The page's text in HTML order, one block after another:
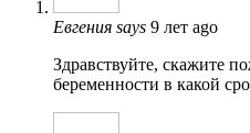
Евгения says 9 лет ago
Здравствуйте, скажите
беременности в какой